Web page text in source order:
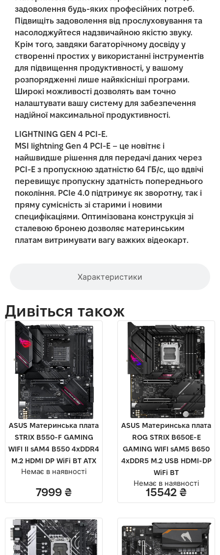
Характеристики
задоволення будь-яких професійних потреб.
Підвищіть задоволення від прослуховування та
насолоджуйтеся надзвичайною якістю звуку.
Крім того, завдяки багаторічному досвіду у
створенні простих у використанні інструментів
для підвищення продуктивності, у вашому
розпорядженні лише найякісніші програми.
Широкі можливості дозволять вам точно
налаштувати вашу систему для забезпечення
надійної максимальної продуктивності.
LIGHTNING GEN 4 PCI-E.
MSI lightning Gen 4 PCI-E – це новітнє і
найшвидше рішення для передачі даних через
PCI-E з пропускною здатністю 64 ГБ/с, що вдвічі
перевищує пропускну здатність попереднього
покоління. PCIe 4.0 підтримує як зворотну, так і
пряму сумісність зі старими і новими
специфікаціями. Оптимізована конструкція зі
сталевою бронею дозволяє материнським
платам витримувати вагу важких відеокарт.
Дивіться також
ASUS Материнcька плата
STRIX B550-F GAMING
WIFI II sAM4 B550 4xDDR4
M.2 HDMI DP WiFi BT ATX
Немає в наявності
7999 ₴
ASUS Материнcька плата
ROG STRIX B650E-E
GAMING WIFI sAM5 B650
4xDDR5 M.2 USB HDMI-DP
WiFi BT
Немає в наявності
15542 ₴